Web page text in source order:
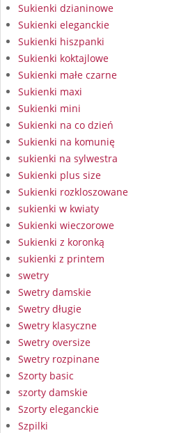
Sukienki dzianinowe
Sukienki eleganckie
Sukienki hiszpanki
Sukienki koktajlowe
Sukienki małe czarne
Sukienki maxi
Sukienki mini
Sukienki na co dzień
Sukienki na komunię
sukienki na sylwestra
Sukienki plus size
Sukienki rozkloszowane
sukienki w kwiaty
Sukienki wieczorowe
Sukienki z koronką
sukienki z printem
swetry
Swetry damskie
Swetry długie
Swetry klasyczne
Swetry oversize
Swetry rozpinane
Szorty basic
szorty damskie
Szorty eleganckie
Szpilki